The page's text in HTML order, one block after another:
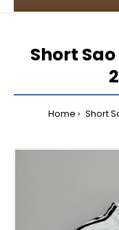
Short
Home Short